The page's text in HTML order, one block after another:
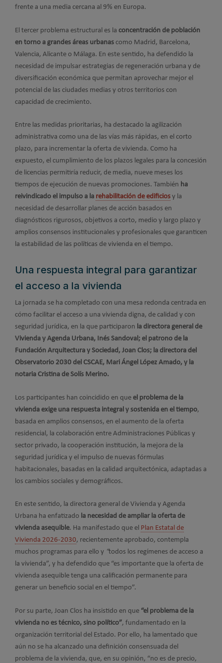
frente a una media cercana al 9% en Europa.
El tercer problema estructural es la concentración de población
en torno a grandes áreas urbanas como Madrid, Barcelona,
Valencia, Alicante o Málaga. En este sentido, ha defendido la
necesidad de impulsar estrategias de regeneración urbana y de
diversificación económica que permitan aprovechar mejor el
potencial de las ciudades medias y otros territorios con
capacidad de crecimiento.
Entre las medidas prioritarias, ha destacado la agilización
administrativa como una de las vías más rápidas, en el corto
plazo, para incrementar la oferta de vivienda. Como ha
expuesto, el cumplimiento de los plazos legales para la concesión
de licencias permitiría reducir, de media, nueve meses los
tiempos de ejecución de nuevas promociones. También ha
reivindicado el impulso a la rehabilitación de edificios y la
necesidad de desarrollar planes de acción basados en
diagnósticos rigurosos, objetivos a corto, medio y largo plazo y
amplios consensos institucionales y profesionales que garanticen
la estabilidad de las políticas de vivienda en el tiempo.
Una respuesta integral para garantizar
el acceso a la vivienda
La jornada se ha completado con una mesa redonda centrada en
cómo facilitar el acceso a una vivienda digna, de calidad y con
seguridad jurídica, en la que participaron la directora general de
Vivienda y Agenda Urbana, Inés Sandoval; el patrono de la
Fundación Arquitectura y Sociedad, Joan Clos; la directora del
Observatorio 2030 del CSCAE, Mari Ángel López Amado, y la
notaria Cristina de Solís Merino.
Los participantes han coincidido en que el problema de la
vivienda exige una respuesta integral y sostenida en el tiempo,
basada en amplios consensos, en el aumento de la oferta
residencial, la colaboración entre Administraciones Públicas y
sector privado, la cooperación institución, la mejora de la
seguridad jurídica y el impulso de nuevas fórmulas
habitacionales, basadas en la calidad arquitectónica, adaptadas a
los cambios sociales y demográficos.
En este sentido, la directora general de Vivienda y Agenda
Urbana ha enfatizado la necesidad de ampliar la oferta de
vivienda asequible. Ha manifestado que el Plan Estatal de
Vivienda 2026-2030, recientemente aprobado, contempla
muchos programas para ello y “todos los regímenes de acceso a
la vivienda”, y ha defendido que “es importante que la oferta de
vivienda asequible tenga una calificación permanente para
generar un beneficio social en el tiempo”.
Por su parte, Joan Clos ha insistido en que “el problema de la
vivienda no es técnico, sino político”, fundamentado en la
organización territorial del Estado. Por ello, ha lamentado que
aún no se ha alcanzado una definición consensuada del
problema de la vivienda, que, en su opinión, “no es de precio,